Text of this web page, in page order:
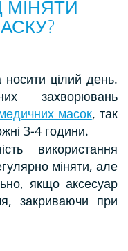
МІНЯТИ
цілий день.
захворювань
масок, так
3-4 години.
використання
міняти, але
якщо аксесуар
закриваючи при